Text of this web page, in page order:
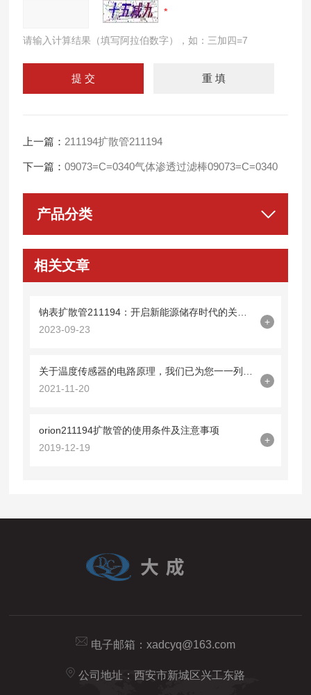
请输入计算结果（填写阿拉伯数字），如：三加四=7
上一篇： 211194扩散管211194
下一篇：09073=C=0340气体渗透过滤棒09073=C=0340
产品分类
相关文章
2023-09-23
+
2021-11-20
+
orion211194扩散管的使用条件及注意事项
2019-12-19
+
电子邮箱： xadcyq@163.com
公司地址：西安市新城区兴工东路